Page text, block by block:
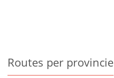
Routes per provincie